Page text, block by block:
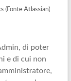
(Fonte Atlassian)
di poter
e di cui non